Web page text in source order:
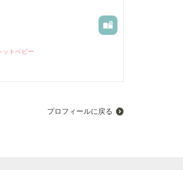
ットベビー
プロフィールに戻る